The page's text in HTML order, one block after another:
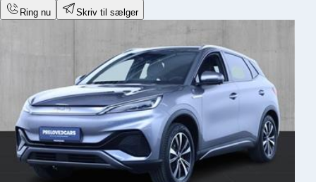
Ring nu Skriv til sælger